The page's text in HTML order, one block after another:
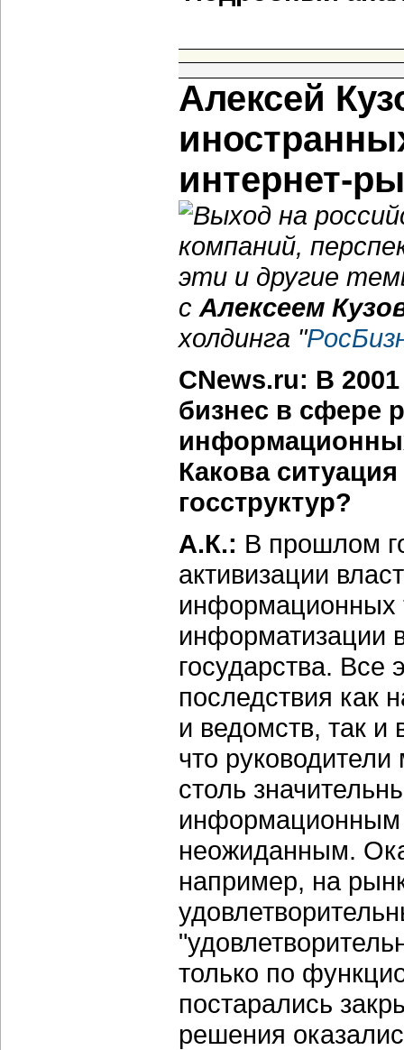
Алексей
интернет-
Выход на
компаний,
эти и другие
с Алексеем
холдинга "
CNews.ru: В
бизнес в сфере
Какова
госструктур?
А.К.: В прошлом
активизации
информационных
информатизации
государства.
последствия как
и ведомств, так
что
столь
информационным
неожиданным.
например, на
только по
постарались
решения